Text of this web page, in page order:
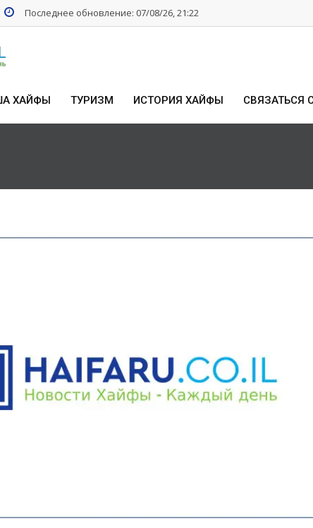
Последнее обновление: 07/08/26, 21:22
ХАЙФЫ ТУРИЗМ ИСТОРИЯ ХАЙФЫ СВЯЗАТЬСЯ